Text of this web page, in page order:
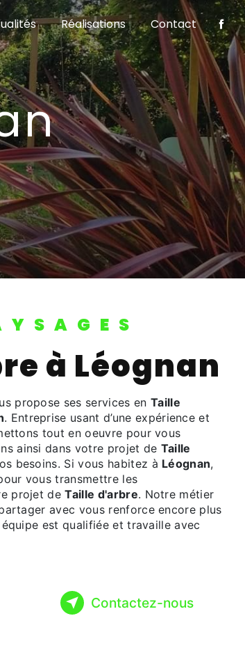
Réalisations Contact
à Léognan
propose ses services en Taille
. Entreprise usant d’une expérience et
tout en oeuvre pour vous
ainsi dans votre projet de Taille
besoins. Si vous habitez à Léognan,
vous transmettre les
projet deTaille d'arbre. Notre métier
avec vous renforce encore plus
est qualifiée et travaille avec
Contactez-nous